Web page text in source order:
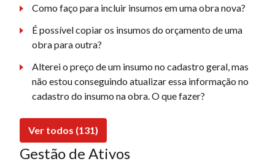
Como faço para incluir insumos em uma obra nova?
É possível copiar os insumos do orçamento de uma
obra para outra?
Alterei o preço de um insumo no cadastro geral, mas
não estou conseguindo atualizar essa informação no
cadastro do insumo na obra. O que fazer?
Ver todos (131)
Gestão de Ativos